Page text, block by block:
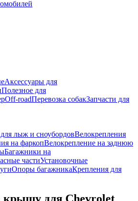
Аксессуары для
Полезное для
Off-roadПеревозка собакЗапчасти для
лыж и сноубордовВелокрепления
на фаркопВелокрепление на заднюю
Багажники на
частиУстановочные
Опоры багажникаКрепления для